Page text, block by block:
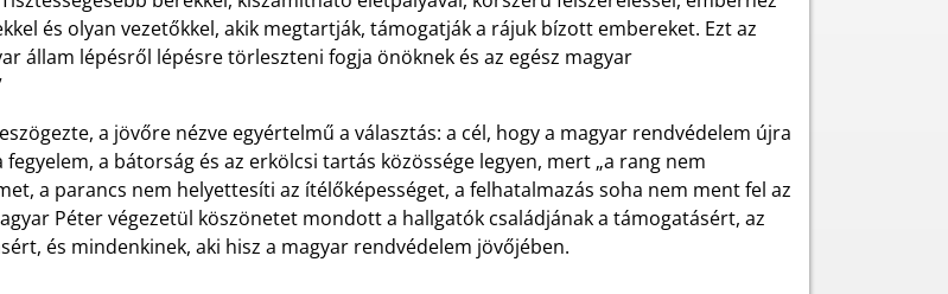
és olyan vezetőkkel, akik megtartják, támogatják a rájuk bízott embereket. Ezt az
állam lépésről lépésre törleszteni fogja önöknek és az egész magyar
a jövőre nézve egyértelmű a választás: a cél, hogy a magyar rendvédelem újra
fegyelem, a bátorság és az erkölcsi tartás közössége legyen, mert „a rang nem
a parancs nem helyettesíti az ítélőképességet, a felhatalmazás soha nem ment fel az
Péter végezetül köszönetet mondott a hallgatók családjának a támogatásért, az
és mindenkinek, aki hisz a magyar rendvédelem jövőjében.